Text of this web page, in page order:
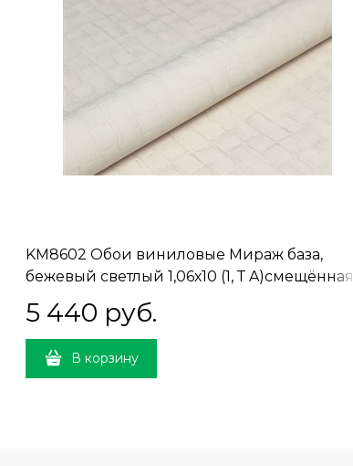
KM8602 Обои виниловые Мираж база,
бежевый светлый 1,06х10 (1, Т A)смещённая
5 440 руб.
В корзину